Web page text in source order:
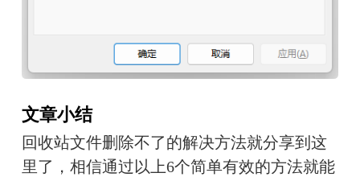
文章小结
回收站文件删除不了的解决方法就分享到这
里了，相信通过以上6个简单有效的方法就能